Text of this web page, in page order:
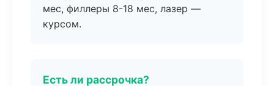
мес, филлеры 8-18 мес, лазер —
курсом.
Есть ли рассрочка?